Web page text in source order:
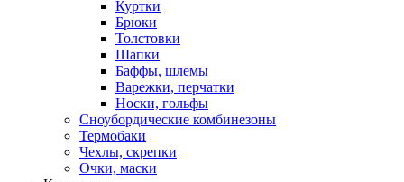
Куртки
Брюки
Толстовки
Шапки
Баффы, шлемы
Варежки, перчатки
Носки, гольфы
Сноубордические комбинезоны
Термобаки
Чехлы, скрепки
Очки, маски